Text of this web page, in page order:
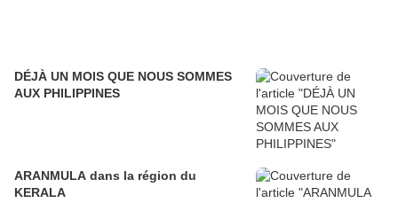
DÉJÀ UN MOIS QUE NOUS SOMMES
AUX PHILIPPINES
ARANMULA dans la région du
KERALA